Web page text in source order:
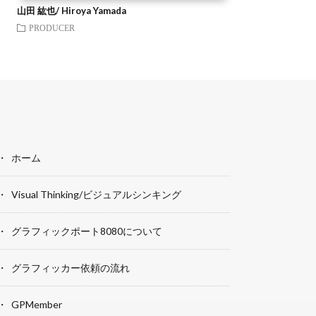
山田 紘也/ Hiroya Yamada
PRODUCER
ホーム
Visual Thinking/ビジュアルシンキング
グラフィックポート8080について
グラフィッカー依頼の流れ
GPMember